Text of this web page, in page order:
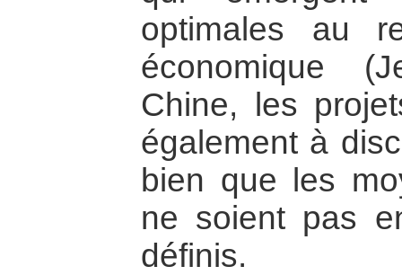
optimales au
économique
Chine, les
également à
bien que les
ne soient pas
définis.